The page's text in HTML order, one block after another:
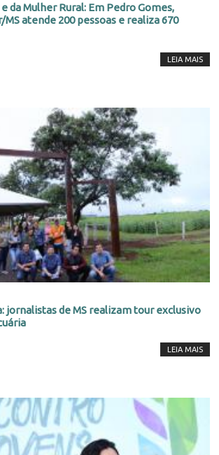
da Mulher Rural: Em Pedro Gomes,
atende 200 pessoas e realiza 670
LEIA MAIS
jornalistas de MS realizam tour exclusivo
LEIA MAIS